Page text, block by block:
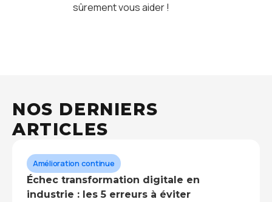
sûrement vous aider !
NOS DERNIERS
ARTICLES
Amélioration continue
Échec transformation digitale en
industrie : les 5 erreurs à éviter